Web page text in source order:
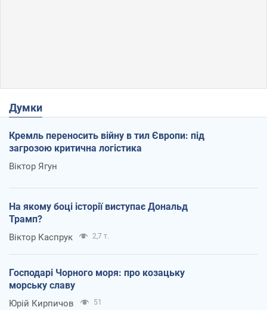
Думки
Кремль переносить війну в тил Європи: під
загрозою критична логістика
Віктор Ягун
На якому боці історії виступає Дональд
Трамп?
Віктор Каспрук 2,7 т.
Господарі Чорного моря: про козацьку
морську славу
Юрій Кирпичов 51